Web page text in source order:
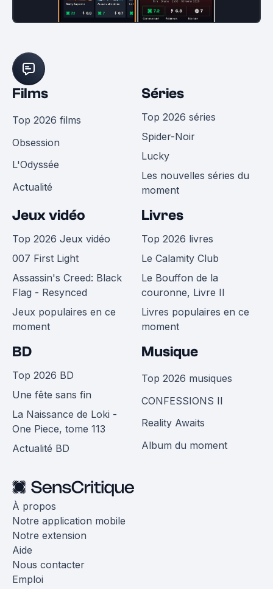
Films
Top 2026 films
Obsession
L'Odyssée
Actualité
Séries
Top 2026 séries
Spider-Noir
Lucky
Les nouvelles séries du
moment
Jeux vidéo
Top 2026 Jeux vidéo
007 First Light
Assassin's Creed: Black
Flag - Resynced
Jeux populaires en ce
moment
Livres
Top 2026 livres
Le Calamity Club
Le Bouffon de la
couronne, Livre II
Livres populaires en ce
moment
BD
Top 2026 BD
Une fête sans fin
La Naissance de Loki -
One Piece, tome 113
Actualité BD
Musique
Top 2026 musiques
CONFESSIONS II
Reality Awaits
Album du moment
À propos
Notre application mobile
Notre extension
Aide
Nous contacter
Emploi